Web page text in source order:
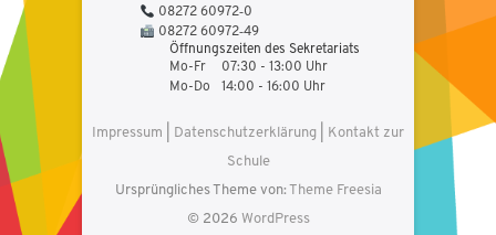
08272 60972‑0
08272 60972‑49
Öffnungszeiten des Sekretariats
Mo-Fr
07:30 - 13:00 Uhr
Mo-Do
14:00 - 16:00 Uhr
Impressum Datenschutzerklärung
Kontakt zur
Schule
Ursprüngliches Theme von:
Theme Freesia
© 2026 WordPress